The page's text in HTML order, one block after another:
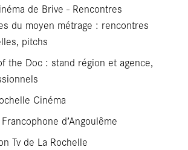
de Brive - Rencontres
du moyen métrage : rencontres
pitchs
the Doc : stand région et agence,
Cinéma
d’Angoulême
Tv de La Rochelle